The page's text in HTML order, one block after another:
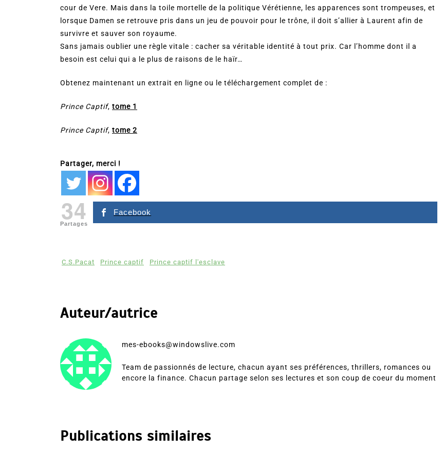
cour de Vere. Mais dans la toile mortelle de la politique Vérétienne, les apparences sont trompeuses, et
lorsque Damen se retrouve pris dans un jeu de pouvoir pour le trône, il doit s’allier à Laurent afin de
survivre et sauver son royaume.
Sans jamais oublier une règle vitale : cacher sa véritable identité à tout prix. Car l’homme dont il a
besoin est celui qui a le plus de raisons de le haïr…
Obtenez maintenant un extrait en ligne ou le téléchargement complet de :
Prince Captif, tome 1
Prince Captif, tome 2
Partager, merci !
34
Partages
Facebook
C.S.Pacat Prince captif Prince captif l'esclave
Auteur/autrice
mes-ebooks@windowslive.com
Team de passionnés de lecture, chacun ayant ses préférences, thrillers, romances ou
encore la finance. Chacun partage selon ses lectures et son coup de coeur du moment
Publications similaires